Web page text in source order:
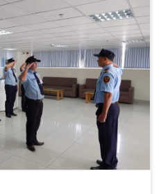
hàng bối rối không biết
ty nào mới đáp ứng đủ
bảo mật lẫn chi phí hợp lý?